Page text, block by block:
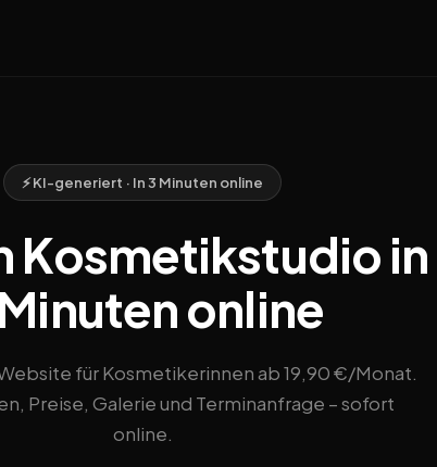
⚡ KI-generiert · In 3 Minuten online
in
online
für Kosmetikerinnen ab 19,90 €/Monat.
Preise, Galerie und Terminanfrage – sofort
online.